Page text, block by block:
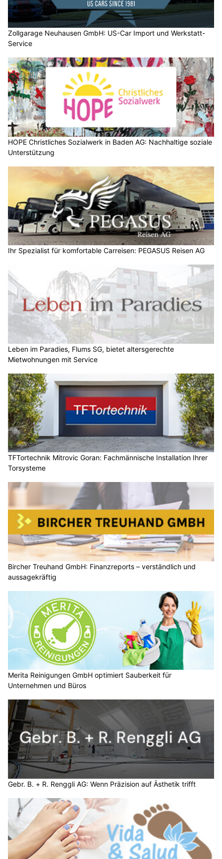
Zollgarage Neuhausen GmbH: US-Car Import und Werkstatt-
Service
HOPE Christliches Sozialwerk in Baden AG: Nachhaltige soziale
Unterstützung
Ihr Spezialist für komfortable Carreisen: PEGASUS Reisen AG
Leben im Paradies, Flums SG, bietet altersgerechte
Mietwohnungen mit Service
TFTortechnik Mitrovic Goran: Fachmännische Installation Ihrer
Torsysteme
Bircher Treuhand GmbH: Finanzreports – verständlich und
aussagekräftig
Merita Reinigungen GmbH optimiert Sauberkeit für
Unternehmen und Büros
Gebr. B. + R. Renggli AG: Wenn Präzision auf Ästhetik trifft